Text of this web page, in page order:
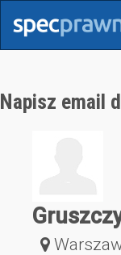
Napisz email